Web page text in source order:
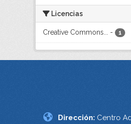
Licencias
Creative Commons... - 1
Dirección: Centro